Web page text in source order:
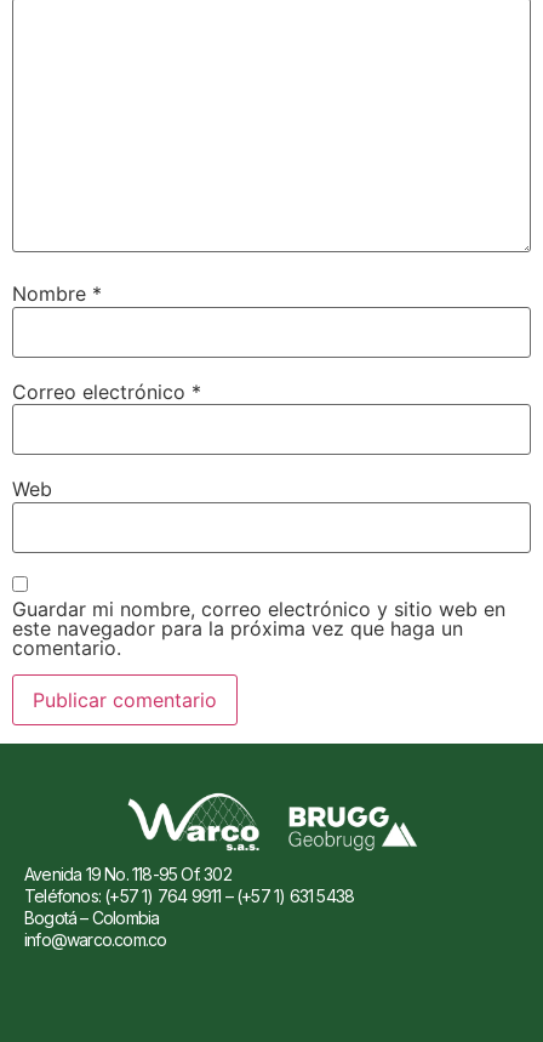
Nombre *
Correo electrónico *
Web
Guardar mi nombre, correo electrónico y sitio web en
este navegador para la próxima vez que haga un
comentario.
Avenida 19 No. 118-95 Of. 302
Teléfonos: (+57 1) 764 9911 – (+57 1) 631 5438
Bogotá – Colombia
info@warco.com.co